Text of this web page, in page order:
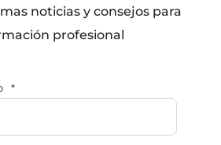
noticias y consejos para
profesional
*